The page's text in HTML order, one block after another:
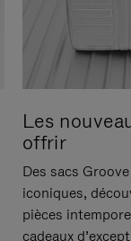
Les
offrir
Des sacs
iconiques,
pièces
cadeaux